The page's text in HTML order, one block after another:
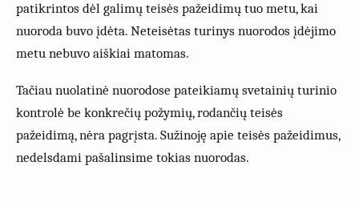
patikrintos dėl galimų teisės pažeidimų tuo metu, kai
nuoroda buvo įdėta. Neteisėtas turinys nuorodos įdėjimo
metu nebuvo aiškiai matomas.
Tačiau nuolatinė nuorodose pateikiamų svetainių turinio
kontrolė be konkrečių požymių, rodančių teisės
pažeidimą, nėra pagrįsta. Sužinoję apie teisės pažeidimus,
nedelsdami pašalinsime tokias nuorodas.